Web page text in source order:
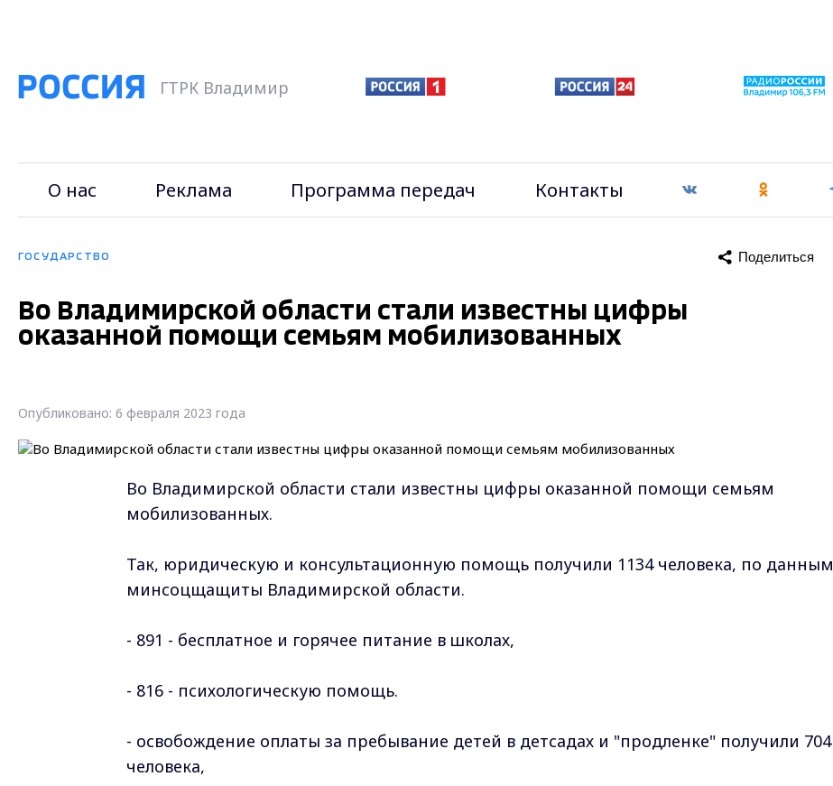
ГТРК Владимир
О нас Реклама Программа передач Контакты
ГОСУДАРСТВО Поделиться
Во Владимирской области стали известны цифры
оказанной помощи семьям мобилизованных
Опубликовано: 6 февраля 2023 года
Во Владимирской области стали известны цифры оказанной помощи семьям
мобилизованных.
Так, юридическую и консультационную помощь получили 1134 человека, по данным
минсоцщащиты Владимирской области.
- 891 - бесплатное и горячее питание в школах,
- 816 - психологическую помощь.
- освобождение оплаты за пребывание детей в детсадах и "продленке" получили 704
человека,